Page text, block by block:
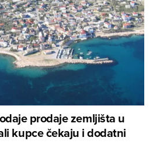
prodaje zemljišta u
kupce čekaju i dodatni